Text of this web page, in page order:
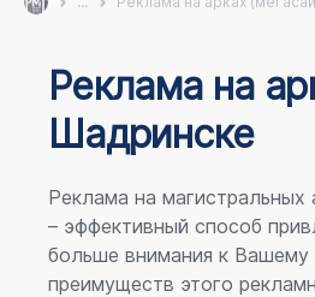
Реклама на
Шадринске
Реклама на магистральных
– эффективный способ
больше внимания к Вашему
преимуществ этого